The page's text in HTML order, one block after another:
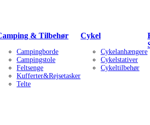
& Tilbehør
Campingborde
Campingstole
Feltsenge
Kufferter&Rejsetasker
Telte
Cykel
Cykelanhængere
Cykelstativer
Cykeltilbehør